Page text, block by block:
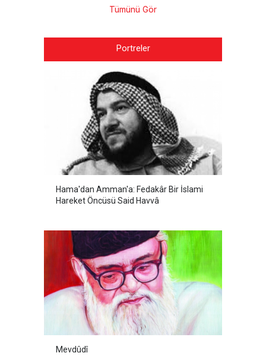
Tümünü Gör
Portreler
Hama'dan Amman'a: Fedakâr Bir İslami
Hareket Öncüsü Said Havvâ
Mevdûdî